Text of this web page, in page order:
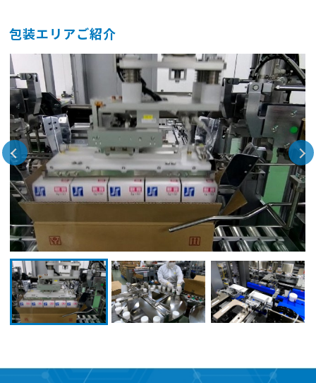
包装エリアご紹介
Previous Next